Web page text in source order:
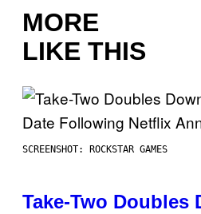
MORE
LIKE THIS
SCREENSHOT: ROCKSTAR GAMES
Take-Two Doubles